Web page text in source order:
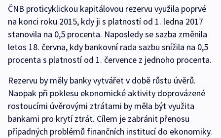
ČNB proticyklickou kapitálovou rezervu využila poprvé
na konci roku 2015, kdy ji s platností od 1. ledna 2017
stanovila na 0,5 procenta. Naposledy se sazba změnila
letos 18. června, kdy bankovní rada sazbu snížila na 0,5
procenta s platností od 1. července z jednoho procenta.
Rezervu by měly banky vytvářet v době růstu úvěrů.
Naopak při poklesu ekonomické aktivity doprovázené
rostoucími úvěrovými ztrátami by měla být využita
bankami pro krytí ztrát. Cílem je zabránit přenosu
případných problémů finančních institucí do ekonomiky.